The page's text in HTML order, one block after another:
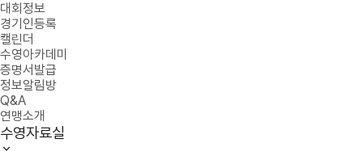
대회정보
경기인등록
캘린더
수영아카데미
증명서발급
정보알림방
Q&A
연맹소개
수영자료실